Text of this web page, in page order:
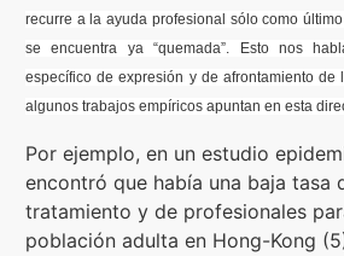
recurre a la ayuda profesional sólo como
se encuentra ya “quemada”. Esto nos
específico de expresión y de afrontamiento de
algunos trabajos empíricos apuntan en esta
Por ejemplo, en un estudio
encontró que había una baja tasa
tratamiento y de profesionales
población adulta en Hong-Kong